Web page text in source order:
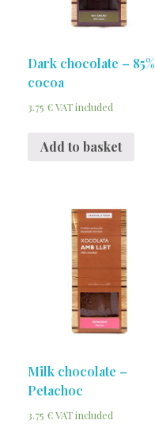
Dark chocolate – 85%
cocoa
3.75 €VAT included
Add to basket
Milk chocolate –
Petachoc
3.75 €VAT included